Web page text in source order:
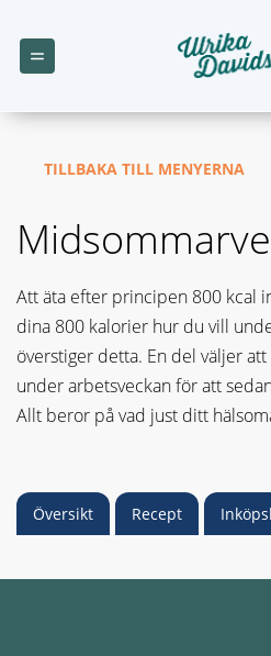
TILLBAKA TILL MENYERNA
Att äta efter principen 800 kcal
dina 800 kalorier hur du vill
överstiger detta. En del väljer
under arbetsveckan för att
Allt beror på vad just ditt
Översikt Recept